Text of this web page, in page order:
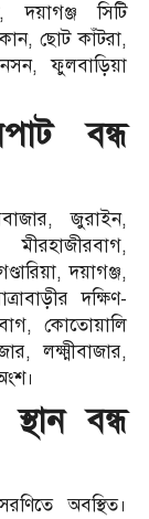
দয়াগঞ্জ সিটি
ছোট কাঁটরা,
ফুলবাড়িয়া
বন্ধ
জুরাইন,
দয়াগঞ্জ,
দক্ষিণ-
কোতোয়ালি
লক্ষ্মীবাজার,
বন্ধ
অবস্থিত।